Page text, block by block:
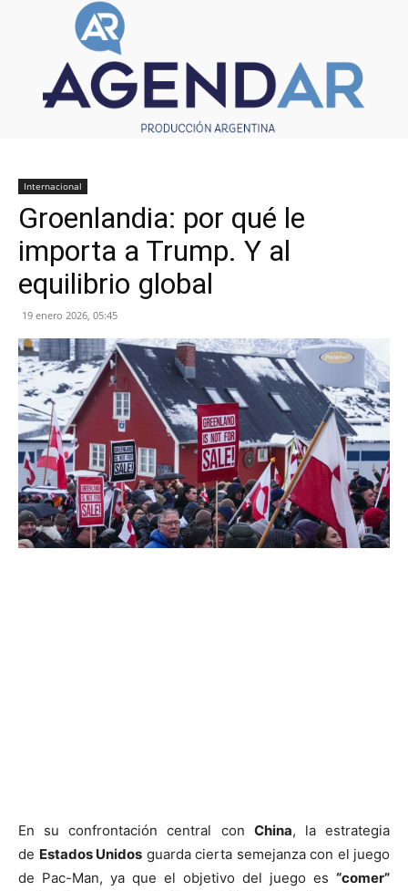
Internacional
Groenlandia: por qué le
importa a Trump. Y al
equilibrio global
19 enero 2026, 05:45
En su confrontación central con China, la estrategia
de Estados Unidos guarda cierta semejanza con el juego
de Pac-Man, ya que el objetivo del juego es “comer”